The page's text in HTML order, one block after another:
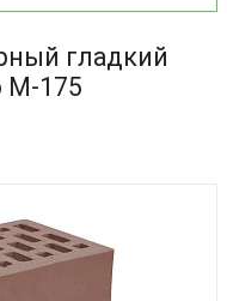
гладкий
М-175